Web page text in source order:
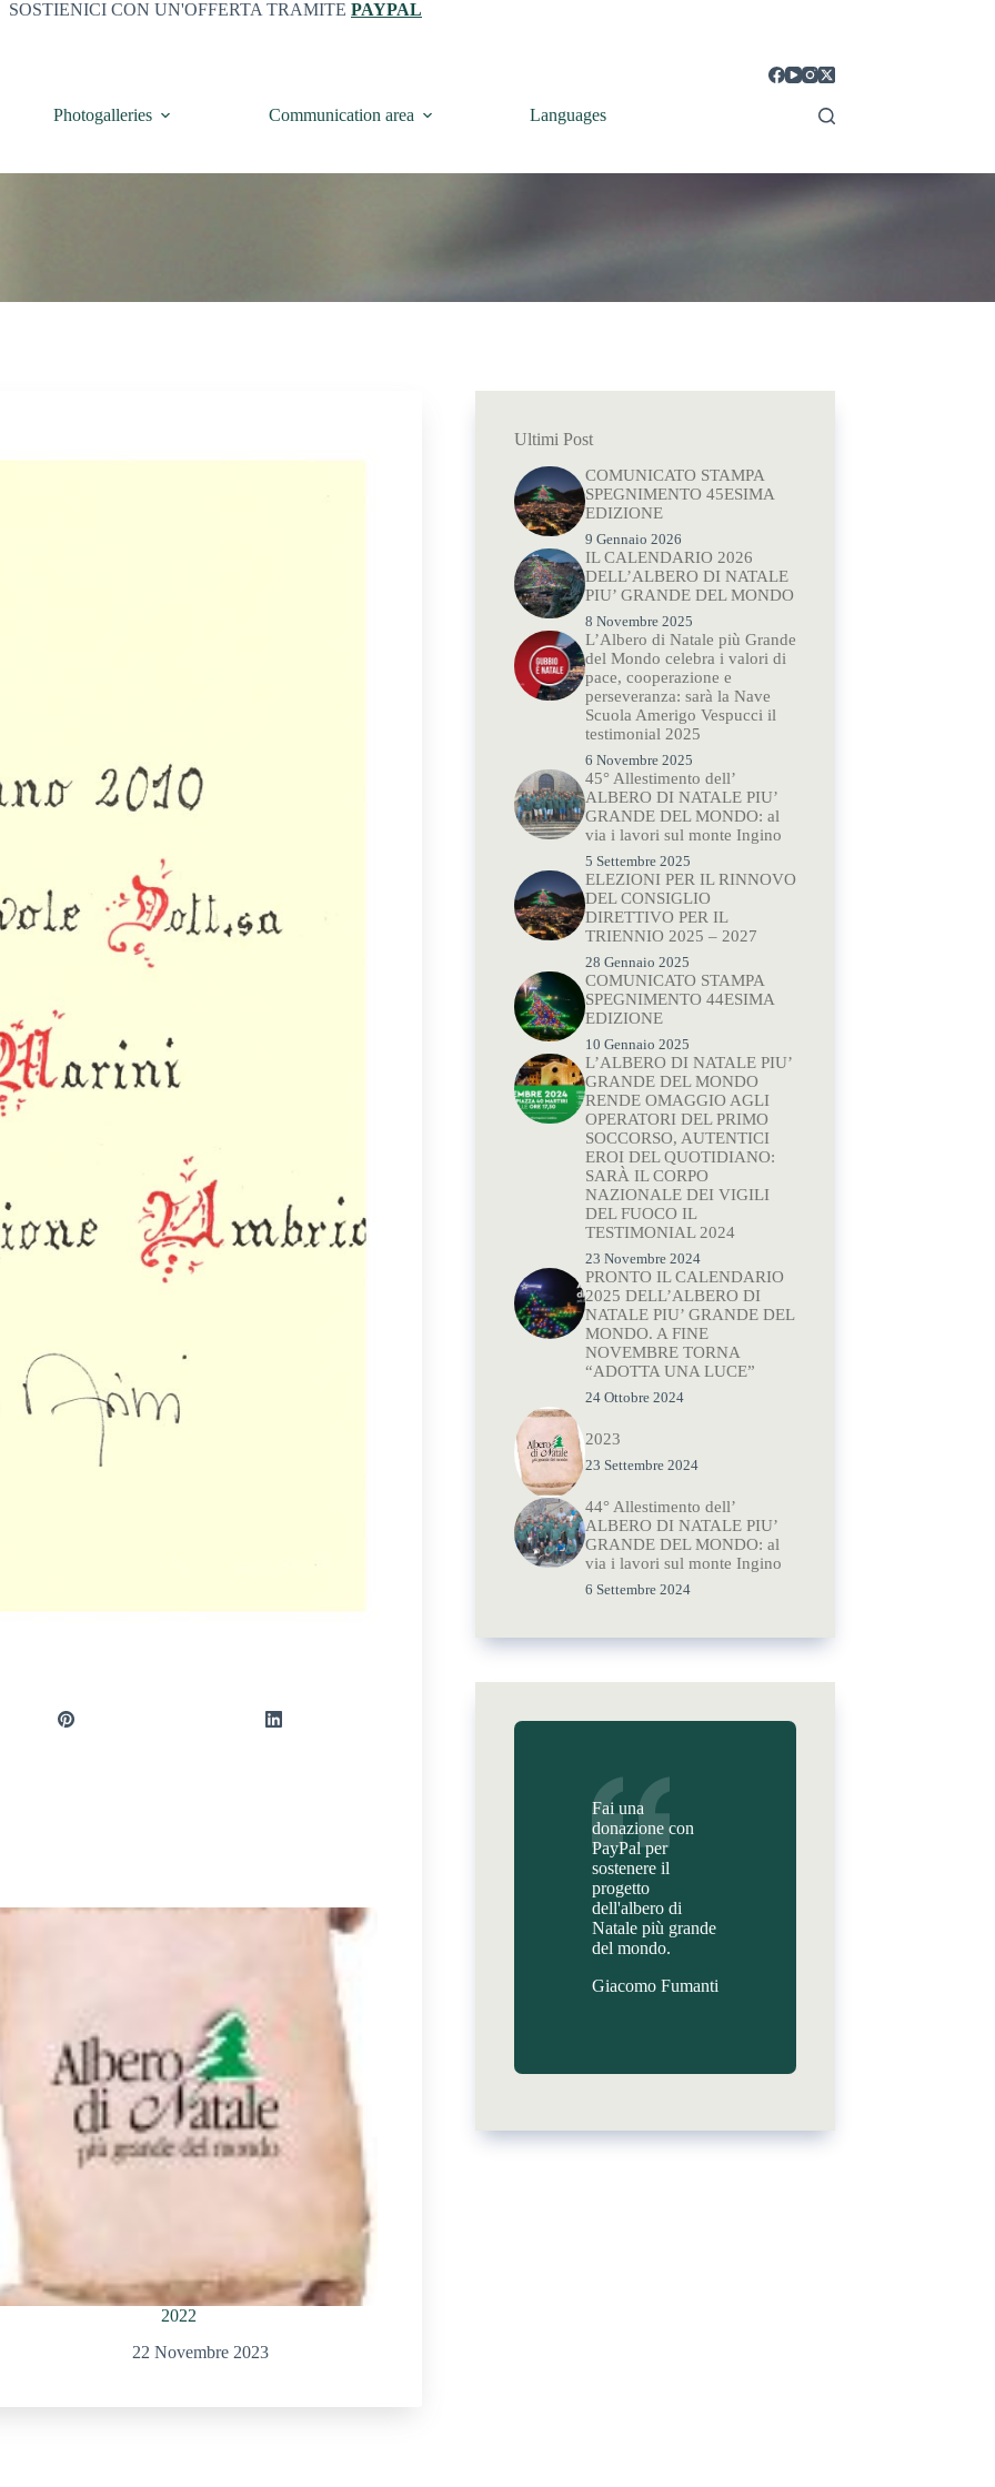
SOSTIENICI CON UN'OFFERTA TRAMITE PAYPAL
Photogalleries Communication area Languages
2022
22 Novembre 2023
Ultimi Post
COMUNICATO STAMPA
SPEGNIMENTO 45ESIMA
EDIZIONE
9 Gennaio 2026
IL CALENDARIO 2026
DELL’ALBERO DI NATALE
PIU’ GRANDE DEL MONDO
8 Novembre 2025
L’Albero di Natale più Grande
del Mondo celebra i valori di
pace, cooperazione e
perseveranza: sarà la Nave
Scuola Amerigo Vespucci il
testimonial 2025
6 Novembre 2025
45° Allestimento dell’
ALBERO DI NATALE PIU’
GRANDE DEL MONDO: al
via i lavori sul monte Ingino
5 Settembre 2025
ELEZIONI PER IL RINNOVO
DEL CONSIGLIO
DIRETTIVO PER IL
TRIENNIO 2025 – 2027
28 Gennaio 2025
COMUNICATO STAMPA
SPEGNIMENTO 44ESIMA
EDIZIONE
10 Gennaio 2025
L’ALBERO DI NATALE PIU’
GRANDE DEL MONDO
RENDE OMAGGIO AGLI
OPERATORI DEL PRIMO
SOCCORSO, AUTENTICI
EROI DEL QUOTIDIANO:
SARÀ IL CORPO
NAZIONALE DEI VIGILI
DEL FUOCO IL
TESTIMONIAL 2024
23 Novembre 2024
PRONTO IL CALENDARIO
2025 DELL’ALBERO DI
NATALE PIU’ GRANDE DEL
MONDO. A FINE
NOVEMBRE TORNA
“ADOTTA UNA LUCE”
24 Ottobre 2024
2023
23 Settembre 2024
44° Allestimento dell’
ALBERO DI NATALE PIU’
GRANDE DEL MONDO: al
via i lavori sul monte Ingino
6 Settembre 2024
Fai una
donazione con
PayPal per
sostenere il
progetto
dell'albero di
Natale più grande
del mondo.
Giacomo Fumanti